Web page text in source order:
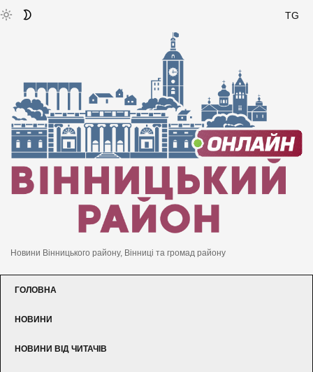
TG
Новини Вінницького району, Вінниці та громад району
ГОЛОВНА
НОВИНИ
НОВИНИ ВІД ЧИТАЧІВ